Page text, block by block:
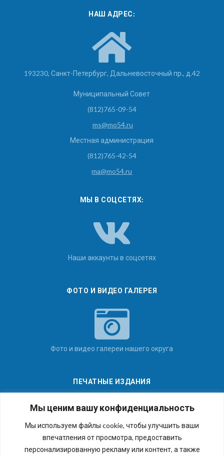
Мы ценим вашу конфиденциальность
Мы используем файлы cookie, чтобы улучшить ваши
впечатления от просмотра, предоставить
персонализированную рекламу или контент, а также
НАШ АДРЕС:
193230, Санкт-Петербург, Дальневосточный пр., д.42
Муниципальный Совет
(812)765-09-54
ms@mo54.ru
Местная администрация
(812)765-42-54
ma@mo54.ru
МЫ В СОЦСЕТЯХ:
Наши аккаунты в соцсетях
ФОТО И ВИДЕО ГАЛЕРЕЯ
Фото и видео галереи нашего округа
ПЕЧАТНЫЕ ИЗДАНИЯ
Последние номера наших газет